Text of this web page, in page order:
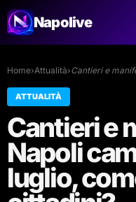
Napolive
Home›Attualità›Cantieri e
ATTUALITÀ
Cantieri e
Napoli
luglio,